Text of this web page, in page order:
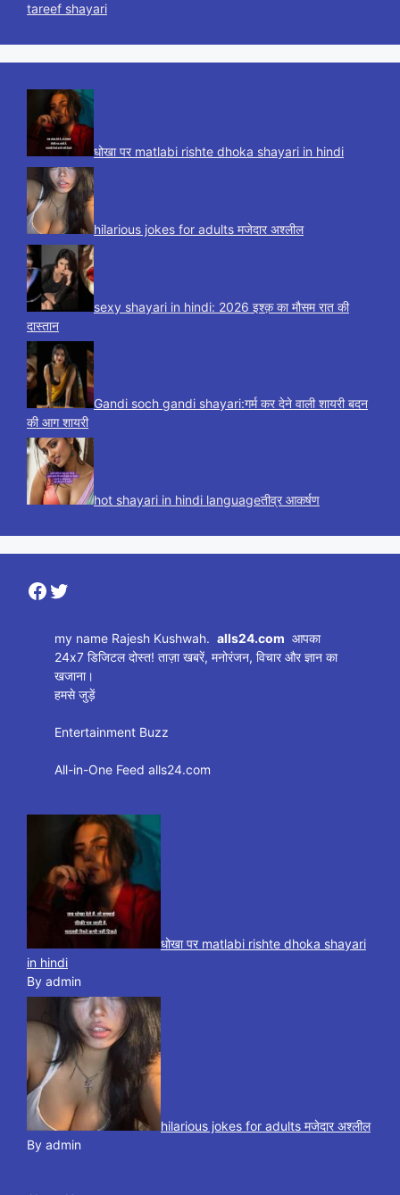
tareef shayari
धोखा पर matlabi rishte dhoka shayari in hindi
hilarious jokes for adults मजेदार अश्लील
sexy shayari in hindi: 2026 इश्क़ का मौसम रात की
दास्तान
Gandi soch gandi shayari:गर्म कर देने वाली शायरी बदन
की आग शायरी
hot shayari in hindi languageतीव्र आकर्षण
Facebook
Twitter
my name Rajesh Kushwah.alls24.com आपका
24x7 डिजिटल दोस्त! ताज़ा खबरें, मनोरंजन, विचार और ज्ञान का
खजाना।
हमसे जुड़ें
Entertainment Buzz
All-in-One Feed alls24.com
धोखा पर matlabi rishte dhoka shayari
in hindi
By admin
hilarious jokes for adults मजेदार अश्लील
By admin